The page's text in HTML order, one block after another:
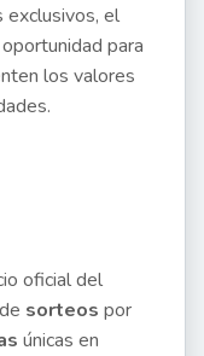
el
para
los valores
oficial del
sorteos por
únicas en